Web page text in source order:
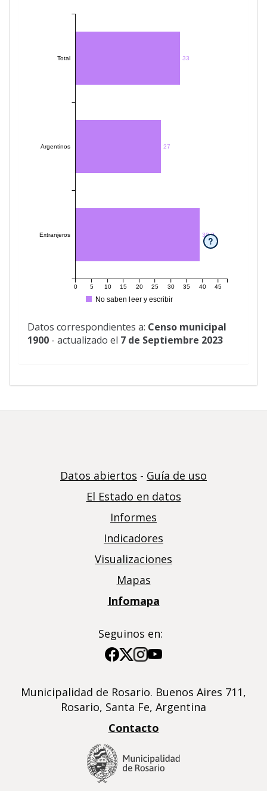
33
27
39.2
Total
Argentinos
Extranjeros
0 5 10 15 20 25 30 35 40 45
No saben leer y escribir
?
Datos correspondientes a: Censo municipal
1900 - actualizado el 7 de Septiembre 2023
Datos abiertos - Guía de uso
El Estado en datos
Informes
Indicadores
Visualizaciones
Mapas
Infomapa
Seguinos en:
Imagen
Imagen
Imagen
Imagen
Municipalidad de Rosario. Buenos Aires 711,
Rosario, Santa Fe, Argentina
Contacto